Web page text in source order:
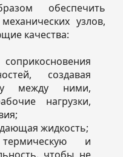
обеспечить
узлов,
качества:
создавая
между ними,
нагрузки,
жидкость;
и
чтобы не